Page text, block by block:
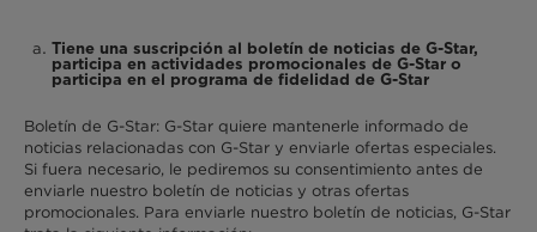
Tiene una suscripción al boletín de noticias de G-Star,
participa en actividades promocionales de G-Star o
participa en el programa de fidelidad de G-Star
Boletín de G-Star: G-Star quiere mantenerle informado de
noticias relacionadas con G-Star y enviarle ofertas especiales.
Si fuera necesario, le pediremos su consentimiento antes de
enviarle nuestro boletín de noticias y otras ofertas
promocionales. Para enviarle nuestro boletín de noticias, G-Star